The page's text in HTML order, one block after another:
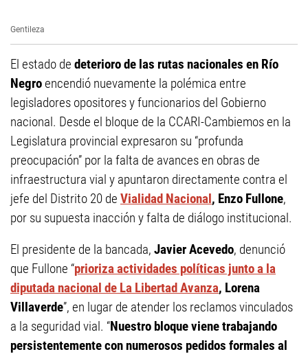
Gentileza
El estado de deterioro de las rutas nacionales en Río
Negroencendió nuevamente la polémica entre
legisladores opositores y funcionarios del Gobierno
nacional. Desde el bloque de la CCARI-Cambiemos en la
Legislatura provincial expresaron su “profunda
preocupación” por la falta de avances en obras de
infraestructura vial y apuntaron directamente contra el
jefe del Distrito 20 de Vialidad Nacional, Enzo Fullone,
por su supuesta inacción y falta de diálogo institucional.
El presidente de la bancada, Javier Acevedo, denunció
que Fullone “prioriza actividades políticas junto a la
diputada nacional de La Libertad Avanza, Lorena
Villaverde”, en lugar de atender los reclamos vinculados
a la seguridad vial. “Nuestro bloque viene trabajando
persistentemente con numerosos pedidos formales al